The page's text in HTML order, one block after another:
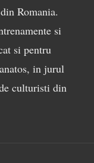
Romania.
si
si pentru
in jurul
culturisti din